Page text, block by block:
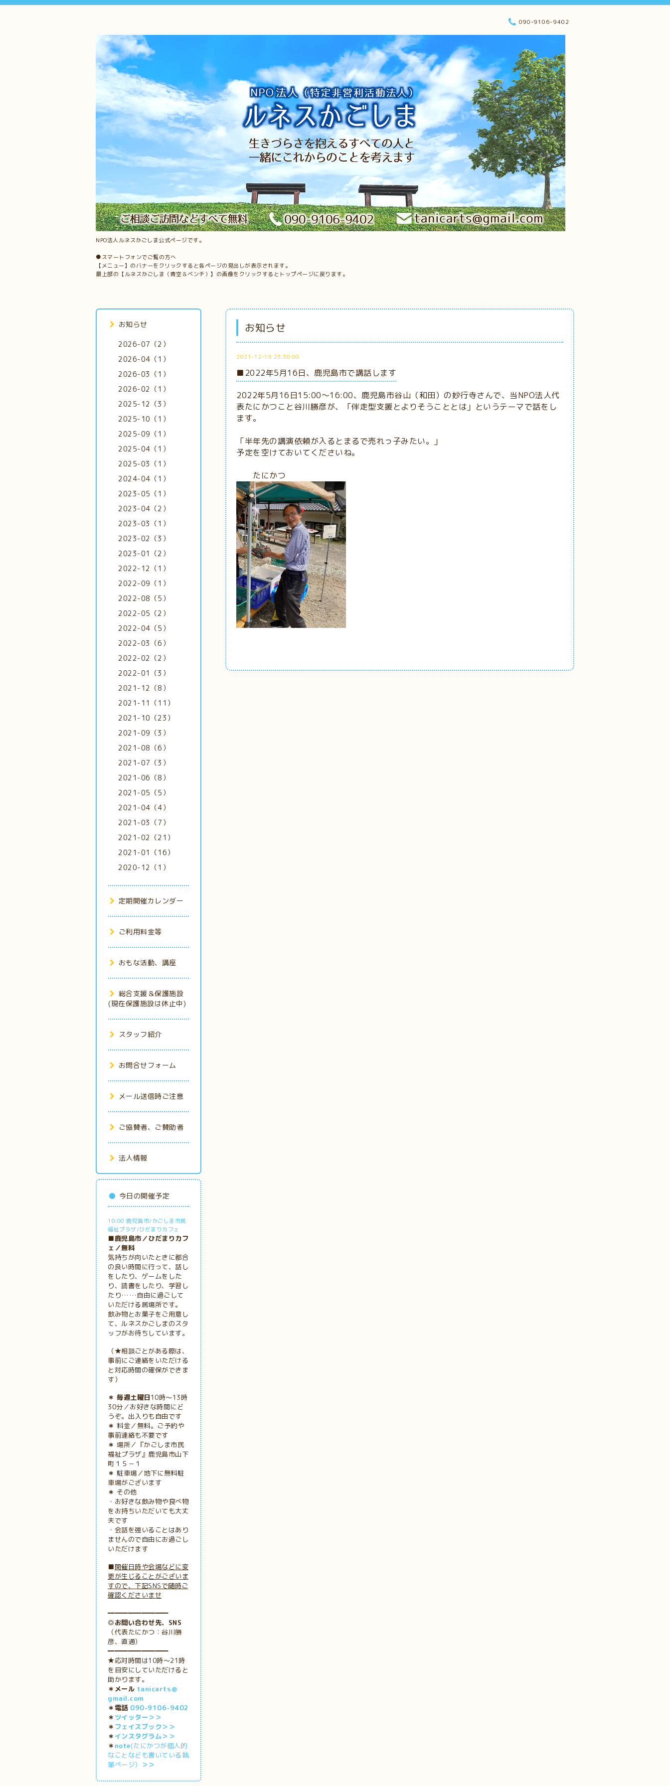
NPO法人ルネスかごしま公式ページです。
●スマートフォンでご覧の方へ
【メニュー】のバナーをクリックすると各ページの見出しが表示されます。
最上部の【ルネスかごしま（青空＆ベンチ）】の画像をクリックするとトップページに戻ります。
090-9106-9402
お知らせ
2021-12-19 23:38:00
■2022年5月16日、鹿児島市で講話します
2022年5月16日15:00～16:00、鹿児島市谷山（和田）の妙行寺さんで、当NPO法人代
表たにかつこと谷川勝彦が、「伴走型支援とよりそうこととは」というテーマで話をし
ます。
「半年先の講演依頼が入るとまるで売れっ子みたい。」
予定を空けておいてくださいね。
たにかつ
お知らせ
2026-07（2）
2026-04（1）
2026-03（1）
2026-02（1）
2025-12（3）
2025-10（1）
2025-09（1）
2025-04（1）
2025-03（1）
2024-04（1）
2023-05（1）
2023-04（2）
2023-03（1）
2023-02（3）
2023-01（2）
2022-12（1）
2022-09（1）
2022-08（5）
2022-05（2）
2022-04（5）
2022-03（6）
2022-02（2）
2022-01（3）
2021-12（8）
2021-11（11）
2021-10（23）
2021-09（3）
2021-08（6）
2021-07（3）
2021-06（8）
2021-05（5）
2021-04（4）
2021-03（7）
2021-02（21）
2021-01（16）
2020-12（1）
定期開催カレンダー
ご利用料金等
おもな活動、講座
総合支援＆保護施設
(現在保護施設は休止中)
スタッフ紹介
お問合せフォーム
メール送信時ご注意
ご協賛者、ご賛助者
法人情報
今日の開催予定
10:00 鹿児島市/かごしま市民
福祉プラザ/ひだまりカフェ
■鹿児島市／ひだまりカフ
ェ／無料
気持ちが向いたときに都合
の良い時間に行って、話し
をしたり、ゲームをした
り、読書をしたり、学習し
たり……自由に過ごして
いただける居場所です。
飲み物とお菓子をご用意し
て、ルネスかごしまのスタ
ッフがお待ちしています。
（★相談ごとがある際は、
事前にご連絡をいただける
と対応時間の確保ができま
す）
＊ 毎週土曜日10時～13時
30分／お好きな時間にど
うぞ。出入りも自由です
＊ 料金／無料。ご予約や
事前連絡も不要です
＊ 場所／『かごしま市民
福祉プラザ』鹿児島市山下
町１５－１
＊ 駐車場／地下に無料駐
車場がございます
＊ その他
・お好きな飲み物や食べ物
をお持ちいただいても大丈
夫です
・会話を強いることはあり
ませんので自由にお過ごし
いただけます
■開催日時や会場などに変
更が生じることがございま
すので、下記SNSで随時ご
確認くださいませ
━━━━━━━━━
◎お問い合わせ先、SNS
（代表たにかつ：谷川勝
彦、直通）
━━━━━━━━━
★応対時間は10時～21時
を目安にしていただけると
助かります。
＊メール tanicarts＠
gmail.com
＊電話 090-9106-9402
＊ ツイッター＞＞
＊ フェイスブック＞＞
＊ インスタグラム＞＞
＊ note(たにかつが個人的
なことなども書いている執
筆ページ）
＞＞